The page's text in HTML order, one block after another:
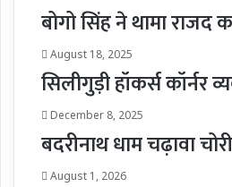
बोगो सिंह ने थामा राजद
August 18, 2025
सिलीगुड़ी हॉकर्स कॉर्नर
December 8, 2025
बदरीनाथ धाम चढ़ावा
August 1, 2026